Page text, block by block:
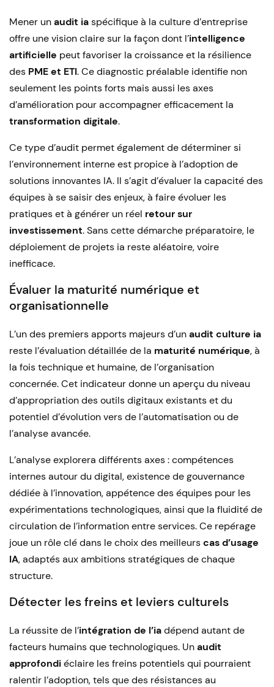
Mener unaudit iaspécifique à la culture d’entreprise
offre une vision claire sur la façon dont l’intelligence
artificielle peut favoriser la croissance et la résilience
des PME et ETI. Ce diagnostic préalable identifie non
seulement les points forts mais aussi les axes
d’amélioration pour accompagner efficacement la
transformation digitale.
Ce type d’audit permet également de déterminer si
l’environnement interne est propice à l’adoption de
solutions innovantes IA. Il s’agit d’évaluer la capacité des
équipes à se saisir des enjeux, à faire évoluer les
pratiques et à générer un réel retour sur
investissement. Sans cette démarche préparatoire, le
déploiement de projets ia reste aléatoire, voire
inefficace.
Évaluer la maturité numérique et
organisationnelle
L’un des premiers apports majeurs d’unaudit culture ia
reste l’évaluation détaillée de la maturité numérique, à
la fois technique et humaine, de l’organisation
concernée. Cet indicateur donne un aperçu du niveau
d’appropriation des outils digitaux existants et du
potentiel d’évolution vers de l’automatisation ou de
l’analyse avancée.
L’analyse explorera différents axes : compétences
internes autour du digital, existence de gouvernance
dédiée à l’innovation, appétence des équipes pour les
expérimentations technologiques, ainsi que la fluidité de
circulation de l’information entre services. Ce repérage
joue un rôle clé dans le choix des meilleurscas d’usage
IA, adaptés aux ambitions stratégiques de chaque
structure.
Détecter les freins et leviers culturels
La réussite de l’intégration de l’iadépend autant de
facteurs humains que technologiques. Unaudit
approfondiéclaire les freins potentiels qui pourraient
ralentir l’adoption, tels que des résistances au